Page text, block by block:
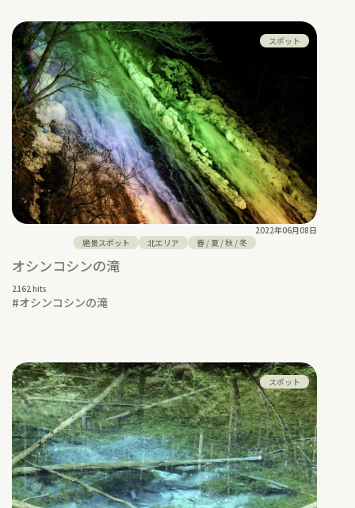
スポット
2022年06月08日
絶景スポット
北エリア 春/ 夏/秋/冬
オシンコシンの滝
2162 hits
#オシンコシンの滝
スポット